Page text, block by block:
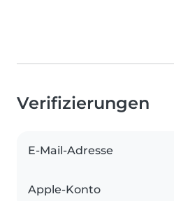
Verifizierungen
E-Mail-Adresse
Apple-Konto